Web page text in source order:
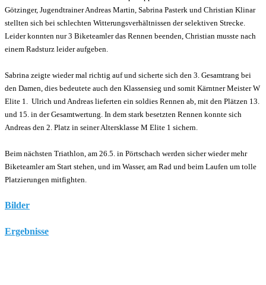
Götzinger, Jugendtrainer Andreas Martin, Sabrina Pasterk und Christian Klinar
stellten sich bei schlechten Witterungsverhältnissen der selektiven Strecke.
Leider konnten nur 3 Biketeamler das Rennen beenden, Christian musste nach
einem Radsturz leider aufgeben.
Sabrina zeigte wieder mal richtig auf und sicherte sich den 3. Gesamtrang bei
den Damen, dies bedeutete auch den Klassensieg und somit Kärntner Meister W
Elite 1. Ulrich und Andreas lieferten ein soldies Rennen ab, mit den Plätzen 13.
und 15. in der Gesamtwertung. In dem stark besetzten Rennen konnte sich
Andreas den 2. Platz in seiner Altersklasse M Elite 1 sichern.
Beim nächsten Triathlon, am 26.5. in Pörtschach werden sicher wieder mehr
Biketeamler am Start stehen, und im Wasser, am Rad und beim Laufen um tolle
Platzierungen mitfighten.
Bilder
Ergebnisse